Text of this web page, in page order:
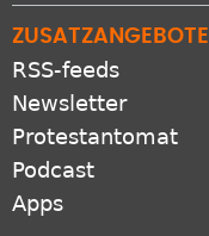
ZUSATZANGEBOTE
RSS-feeds
Newsletter
Protestantomat
Podcast
Apps